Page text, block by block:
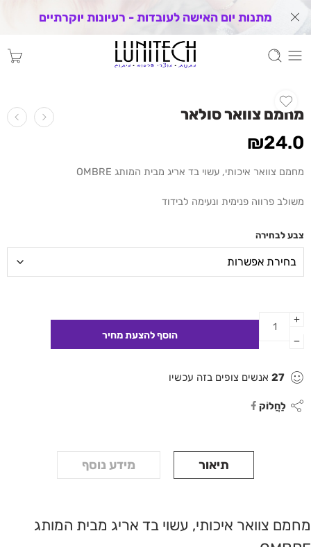
מתנות יום האישה לעובדות - רעיונות יוקרתיים
מחמם צוואר סולאר
₪24.0
מחמם צוואר איכותי, עשוי בד אריג מבית המותג OMBRE
משולב פרווה פנימית ונעימה לבידוד
צבע לבחירה
27 אנשים צופים בזה עכשיו
לַחֲלוֹק
תיאור מידע נוסף
מחמם צוואר איכותי, עשוי בד אריג מבית המותג